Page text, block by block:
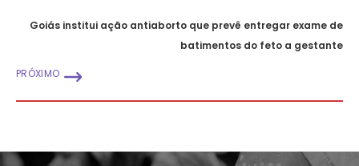
Goiás institui ação antiaborto que prevê entregar exame de
batimentos do feto a gestante
PRÓXIMO